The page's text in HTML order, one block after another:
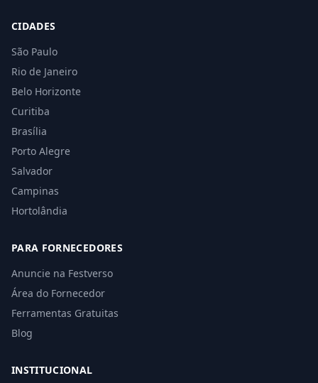
CIDADES
São Paulo
Rio de Janeiro
Belo Horizonte
Curitiba
Brasília
Porto Alegre
Salvador
Campinas
Hortolândia
PARA FORNECEDORES
Anuncie na Festverso
Área do Fornecedor
Ferramentas Gratuitas
Blog
INSTITUCIONAL